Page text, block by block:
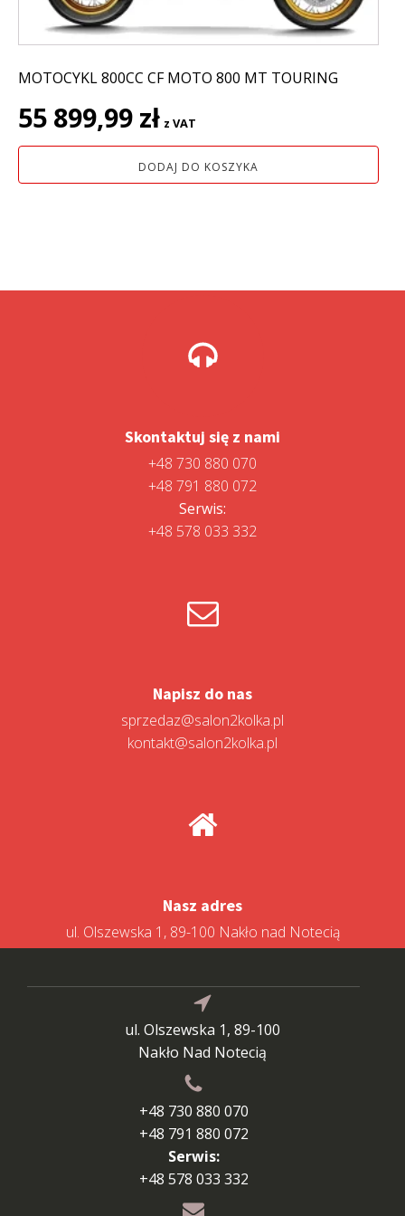
MOTOCYKL 800CC CF MOTO 800 MT TOURING
55 899,99 zł z VAT
DODAJ DO KOSZYKA
Skontaktuj się z nami
+48 730 880 070
+48 791 880 072
Serwis:
+48 578 033 332
Napisz do nas
sprzedaz@salon2kolka.pl
kontakt@salon2kolka.pl
Nasz adres
ul. Olszewska 1, 89-100 Nakło nad Notecią
ul. Olszewska 1, 89-100
Nakło Nad Notecią
+48 730 880 070
+48 791 880 072
Serwis:
+48 578 033 332